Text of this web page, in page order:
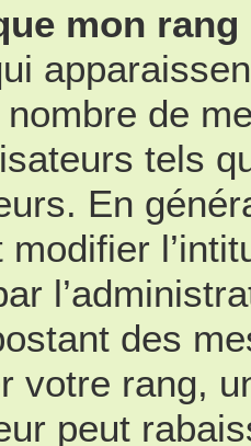
mon
de
tels
En
des
votre rang,
peut